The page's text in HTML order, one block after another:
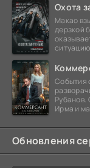
Охота
Макао
дерзкой
События
Рубанов.
Ирма и
Обновления